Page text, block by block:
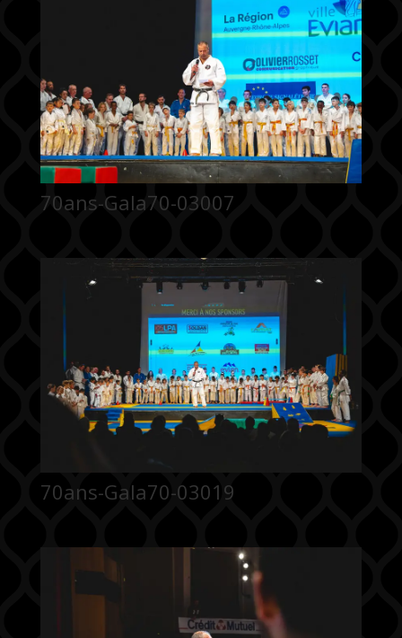
70ans-Gala70-03007
70ans-Gala70-03019